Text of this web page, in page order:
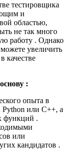
тестировщика
и
областью,
не так много
работу . Однако
увеличить
качестве
:
опыта в
Python или C++, а
функций .
или
кандидатов .